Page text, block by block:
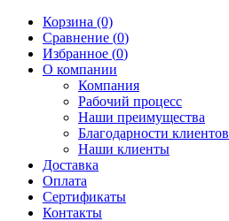
Корзина (0)
Сравнение (0)
Избранное (0)
О компании
Компания
Рабочий процесс
Наши преимущества
Благодарности клиентов
Наши клиенты
Доставка
Оплата
Сертификаты
Контакты